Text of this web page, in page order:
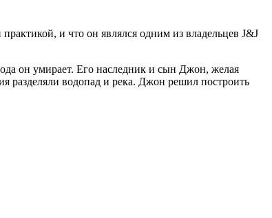
и что он являлся одним из владельцев J&J
он умирает. Его наследник и сын Джон, желая
разделяли водопад и река. Джон решил построить